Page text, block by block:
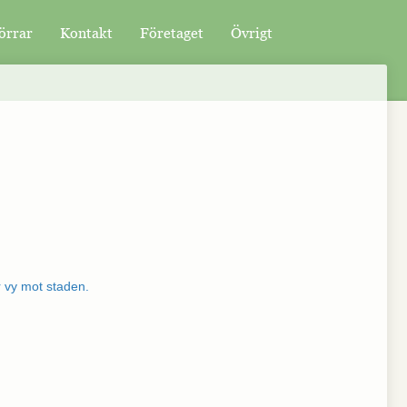
Kontakt Företaget Övrigt